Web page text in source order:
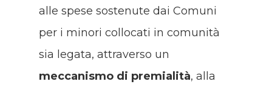
alle spese sostenute dai Comuni
per i minori collocati in comunità
sia legata, attraverso un
meccanismo di premialità, alla